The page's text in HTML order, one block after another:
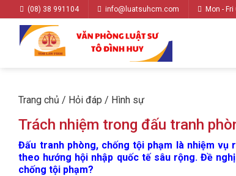
(08) 38 991104 info@luatsuhcm.com Mon -
Trang chủ / Hỏi đáp / Hình sự
Trách nhiệm trong đấu tranh
Đấu tranh phòng, chống tội phạm là nhiệm
theo hướng hội nhập quốc tế sâu rộng. Đề
chống tội phạm?